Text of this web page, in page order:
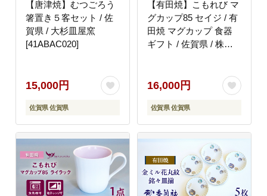
【唐津焼】むつごろう
箸置き５客セット / 佐
賀県 / 大杉皿屋窯
[41ABAC020]
15,000円
佐賀県 佐賀県
【有田焼】こもれび マ
グカップ85 セイジ / 有
田焼 マグカップ 食器
ギフト / 佐賀県 / 株式
16,000円
佐賀県 佐賀県